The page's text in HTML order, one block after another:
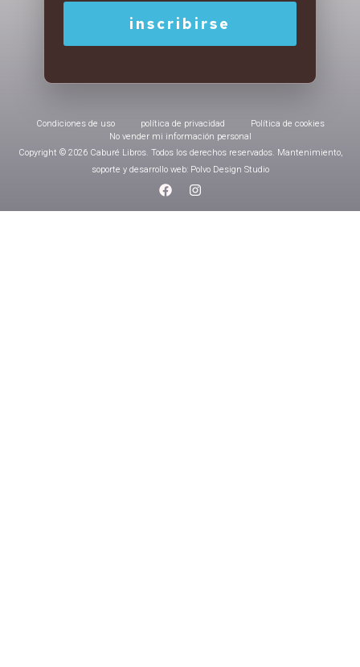
Condiciones de uso política de privacidad
Política de cookies
No vender mi información personal
Copyright © 2026 Caburé Libros. Todos los derechos reservados. Mantenimiento,
soporte y desarrollo web: Polvo Design Studio